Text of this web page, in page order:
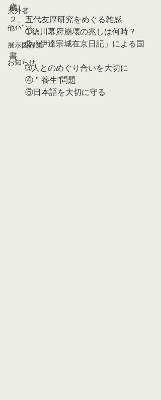
天外者
他ｲﾍﾞﾝﾄ
展示図録集
お知らせ
歳）
２、五代友厚研究をめぐる雑感
➀徳川幕府崩壊の兆しは何時？
➁「伊達宗城在京日記」による国
書
➂人とのめぐり合いを大切に
④＂養生”問題
⑤日本語を大切に守る